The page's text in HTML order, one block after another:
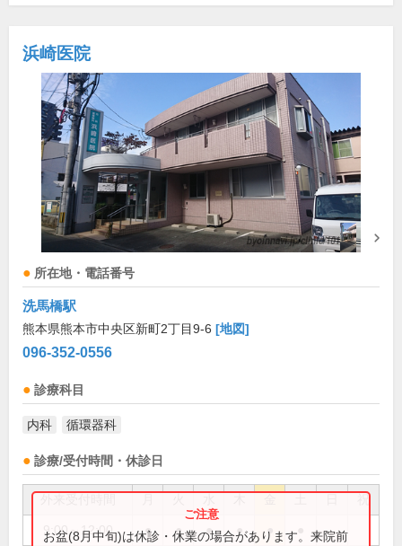
浜崎医院
所在地・電話番号
洗馬橋駅
熊本県熊本市中央区新町2丁目9-6 [地図]
096-352-0556
診療科目
内科 循環器科
診療/受付時間・休診日
祝
9:00～12:00 ● ● ● ● ●
お盆(8月中旬)は休診・休業の場合があります。来院前